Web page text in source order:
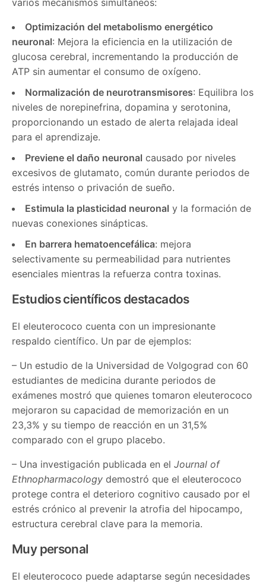
varios mecanismos simultáneos:
Optimización del metabolismo energético
neuronal: Mejora la eficiencia en la utilización de
glucosa cerebral, incrementando la producción de
ATP sin aumentar el consumo de oxígeno.
Normalización de neurotransmisores: Equilibra los
niveles de norepinefrina, dopamina y serotonina,
proporcionando un estado de alerta relajada ideal
para el aprendizaje.
Previene el daño neuronal causado por niveles
excesivos de glutamato, común durante periodos de
estrés intenso o privación de sueño.
Estimula la plasticidad neuronal y la formación de
nuevas conexiones sinápticas.
En barrera hematoencefálica: mejora
selectivamente su permeabilidad para nutrientes
esenciales mientras la refuerza contra toxinas.
Estudios científicos destacados
El eleuterococo cuenta con un impresionante
respaldo científico. Un par de ejemplos:
– Un estudio de la Universidad de Volgograd con 60
estudiantes de medicina durante periodos de
exámenes mostró que quienes tomaron eleuterococo
mejoraron su capacidad de memorización en un
23,3% y su tiempo de reacción en un 31,5%
comparado con el grupo placebo.
– Una investigación publicada en elJournal of
Ethnopharmacology demostró que el eleuterococo
protege contra el deterioro cognitivo causado por el
estrés crónico al prevenir la atrofia del hipocampo,
estructura cerebral clave para la memoria.
Muy personal
El eleuterococo puede adaptarse según necesidades